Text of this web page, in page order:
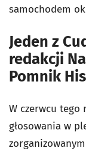
samochodem
Jeden z
redakcji
Pomnik
W czerwcu
głosowania w